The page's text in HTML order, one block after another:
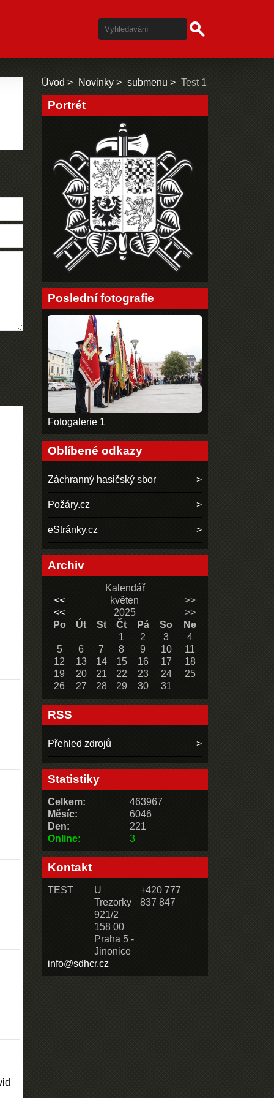
Úvod Novinky submenu Test 1
Portrét
Poslední fotografie
Fotogalerie 1
Oblíbené odkazy
Záchranný hasičský sbor
Požáry.cz
eStránky.cz
Archiv
Kalendář
<<
květen
>>
<<
2025
>>
Po
Út St Čt Pá So
Ne
1
2 3
4
5
6 7 8 9 10
11
12
13 14 15 16 17
18
19
20 21 22 23 24
25
26
27 28 29 30 31
RSS
Přehled zdrojů
Statistiky
Online: 3
Celkem:
463967
Měsíc:
6046
Den:
221
Kontakt
TEST
U
Trezorky
921/2
158 00
Praha 5 -
Jinonice
+420 777
837 847
info@sdhcr.cz